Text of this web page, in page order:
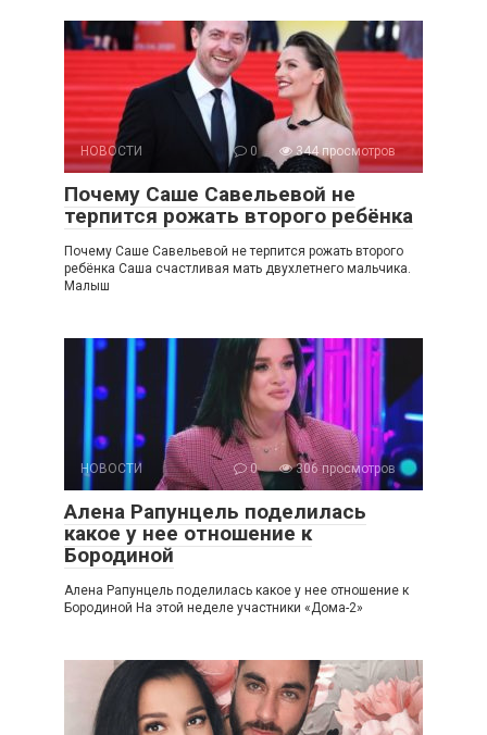
НОВОСТИ 0 344 просмотров
Почему Саше Савельевой не
терпится рожать второго ребёнка
Почему Саше Савельевой не терпится рожать второго
ребёнка Саша счастливая мать двухлетнего мальчика.
Малыш
НОВОСТИ 0 306 просмотров
Алена Рапунцель поделилась
какое у нее отношение к
Бородиной
Алена Рапунцель поделилась какое у нее отношение к
Бородиной На этой неделе участники «Дома-2»